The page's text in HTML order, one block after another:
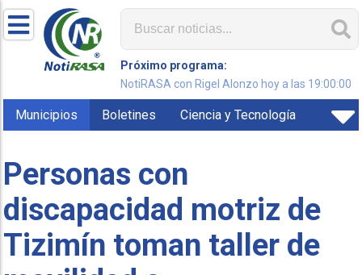
Próximo programa:
NotiRASA con Rigel Alonzo hoy a las 19:00:00
Municipios Boletines Ciencia y Tecnología
Personas con
discapacidad motriz de
Tizimín toman taller de